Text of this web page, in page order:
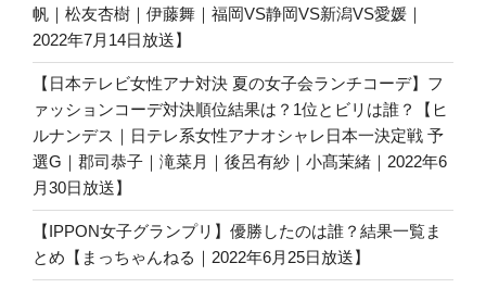
帆｜松友杏樹｜伊藤舞｜福岡VS静岡VS新潟VS愛媛｜
2022年7月14日放送】
【日本テレビ女性アナ対決 夏の女子会ランチコーデ】フ
ァッションコーデ対決順位結果は？1位とビリは誰？【ヒ
ルナンデス｜日テレ系女性アナオシャレ日本一決定戦 予
選G｜郡司恭子｜滝菜月｜後呂有紗｜小髙茉緒｜2022年6
月30日放送】
【IPPON女子グランプリ】優勝したのは誰？結果一覧ま
とめ【まっちゃんねる｜2022年6月25日放送】